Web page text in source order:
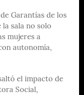
Garantías de los
sala no solo
mujeres a
autonomía,
el impacto de
Social,